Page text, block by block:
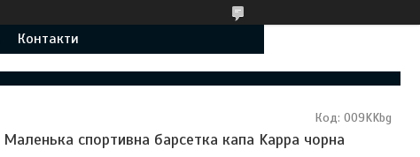
Контакти
Маленька спортивна барсетка капа Kappa чорна
Код: 009KKbg